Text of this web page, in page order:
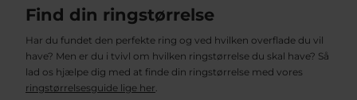
Find din ringstørrelse
Har du fundet den perfekte ring og ved hvilken overflade du vil
have? Men er du i tvivl om hvilken ringstørrelse du skal have? Så
lad os hjælpe dig med at finde din ringstørrelse med vores
ringstørrelsesguide lige her.